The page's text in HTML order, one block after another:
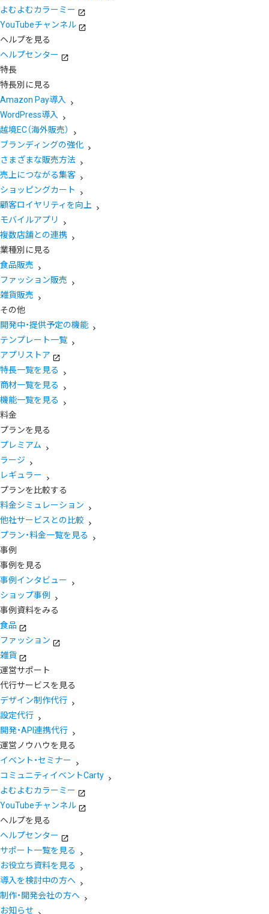
よむよむカラーミー
YouTubeチャンネル
ヘルプを見る
ヘルプセンター
特長
特長別に見る
Amazon Pay導入
WordPress導入
越境EC（海外販売）
ブランディングの強化
さまざまな販売方法
売上につながる集客
ショッピングカート
顧客ロイヤリティを向上
モバイルアプリ
複数店舗との連携
業種別に見る
食品販売
ファッション販売
雑貨販売
その他
開発中・提供予定の機能
テンプレート一覧
アプリストア
特長一覧を見る
商材一覧を見る
機能一覧を見る
料金
プランを見る
プレミアム
ラージ
レギュラー
プランを比較する
料金シミュレーション
他社サービスとの比較
プラン・料金一覧を見る
事例
事例を見る
事例インタビュー
ショップ事例
事例資料をみる
食品
ファッション
雑貨
運営サポート
代行サービスを見る
デザイン制作代行
設定代行
開発・API連携代行
運営ノウハウを見る
イベント・セミナー
コミュニティイベントCarty
よむよむカラーミー
YouTubeチャンネル
ヘルプを見る
ヘルプセンター
サポート一覧を見る
お役立ち資料を見る
導入を検討中の方へ
制作・開発会社の方へ
お知らせ